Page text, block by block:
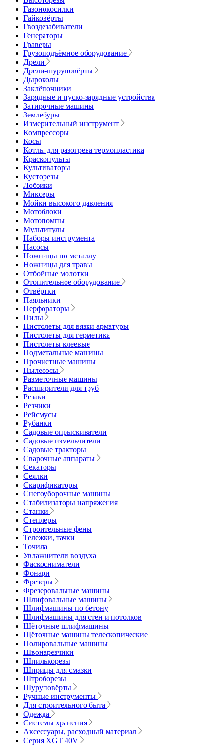
Газонокосилки
Гайковёрты
Гвоздезабиватели
Генераторы
Граверы
Грузоподъёмное оборудование
Дрели
Дрели-шуруповёрты
Дыроколы
Заклёпочники
Зарядные и пуско-зарядные устройства
Затирочные машины
Землебуры
Измерительный инструмент
Компрессоры
Косы
Котлы для разогрева термопластика
Краскопульты
Культиваторы
Кусторезы
Лобзики
Миксеры
Мойки высокого давления
Мотоблоки
Мотопомпы
Мультитулы
Наборы инструмента
Насосы
Ножницы по металлу
Ножницы для травы
Отбойные молотки
Отопительное оборудование
Отвёртки
Паяльники
Перфораторы
Пилы
Пистолеты для вязки арматуры
Пистолеты для герметика
Пистолеты клеевые
Подметальные машины
Прочистные машины
Пылесосы
Разметочные машины
Расширители для труб
Резаки
Резчики
Рейсмусы
Рубанки
Садовые опрыскиватели
Садовые измельчители
Садовые тракторы
Сварочные аппараты
Секаторы
Сеялки
Скарификаторы
Снегоуборочные машины
Стабилизаторы напряжения
Станки
Степлеры
Строительные фены
Тележки, тачки
Точила
Увлажнители воздуха
Фаскосниматели
Фонари
Фрезеры
Фрезеровальные машины
Шлифовальные машины
Шлифмашины по бетону
Шлифмашины для стен и потолков
Щёточные шлифмашины
Щёточные машины телескопические
Полировальные машины
Швонарезчики
Шпилькорезы
Шприцы для смазки
Штроборезы
Шуруповёрты
Ручные инструменты
Для строительного быта
Одежда
Системы хранения
Аксессуары, расходный материал
Серия XGT 40V